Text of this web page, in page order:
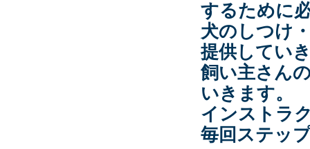
するために
犬のしつけ
提供してい
飼い主さん
いきます。
インストラ
毎回ステッ